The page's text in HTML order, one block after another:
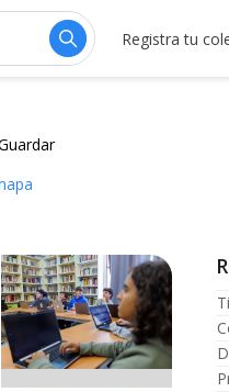
Registra tu